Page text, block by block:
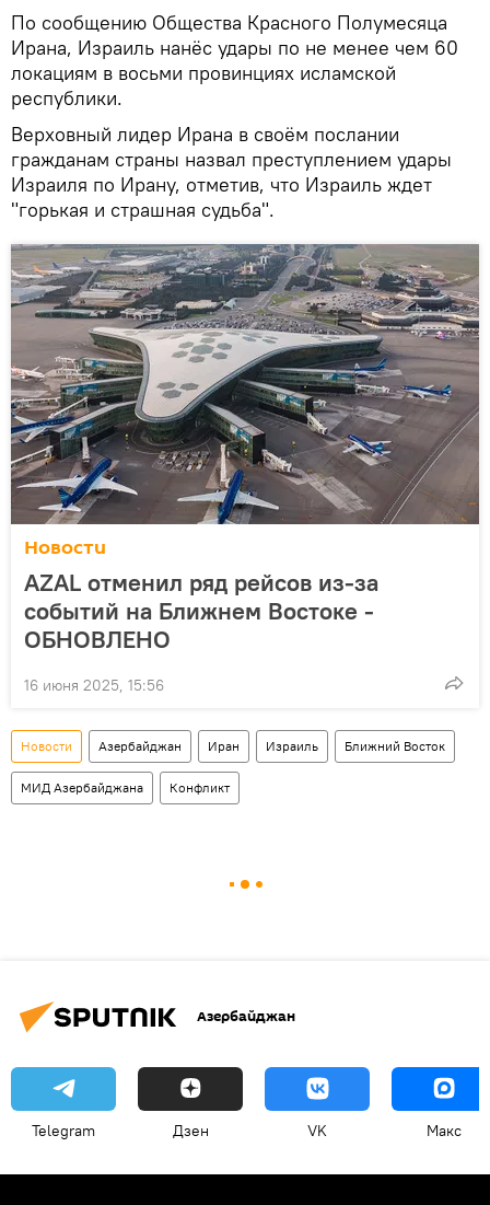
По сообщению Общества Красного Полумесяца
Ирана, Израиль нанёс удары по не менее чем 60
локациям в восьми провинциях исламской
республики.
Верховный лидер Ирана в своём послании
гражданам страны назвал преступлением удары
Израиля по Ирану, отметив, что Израиль ждет
"горькая и страшная судьба".
Новости
AZAL отменил ряд рейсов из-за
событий на Ближнем Востоке -
ОБНОВЛЕНО
16 июня 2025, 15:56
Новости Азербайджан Иран Израиль Ближний Восток
МИД Азербайджана Конфликт
Азербайджан
Telegram Дзен VK Макс